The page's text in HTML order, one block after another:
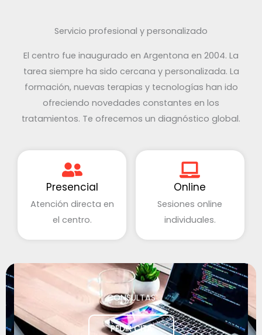
Servicio profesional y personalizado
El centro fue inaugurado en Argentona en 2004. La
tarea siempre ha sido cercana y personalizada. La
formación, nuevas terapias y tecnologías han ido
ofreciendo novedades constantes en los
tratamientos. Te ofrecemos un diagnóstico global.
Presencial
Atención directa en
el centro.
Online
Sesiones online
individuales.
CONSULTAS
PEDIR CITA